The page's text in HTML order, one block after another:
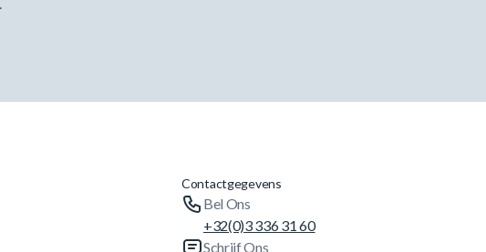
Contactgegevens
Bel Ons
+32(0)3 336 31 60
Schrijf Ons